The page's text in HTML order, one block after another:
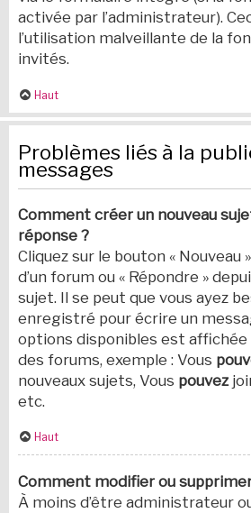
activée par l’administrateur).
l’utilisation malveillante de la
invités.
Haut
Problèmes liés à la
messages
Comment créer un nouveau
réponse ?
Cliquez sur le bouton « Nouveau
d’un forum ou « Répondre »
sujet. Il se peut que vous ayez
enregistré pour écrire un
options disponibles est affichée
des forums, exemple : Vous
nouveaux sujets, Vous pouvez
etc.
Haut
Comment modifier ou
À moins d’être administrateur